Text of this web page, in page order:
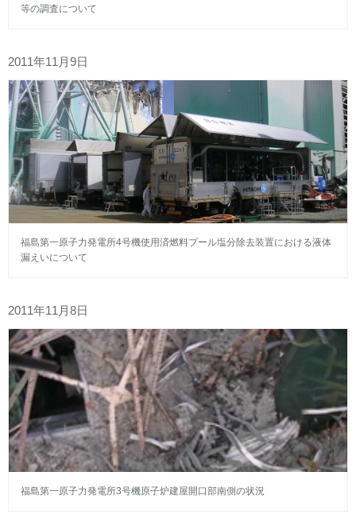
等の調査について
2011年11月9日
福島第一原子力発電所4号機使用済燃料プール塩分除去装置における液体
漏えいについて
2011年11月8日
福島第一原子力発電所3号機原子炉建屋開口部南側の状況